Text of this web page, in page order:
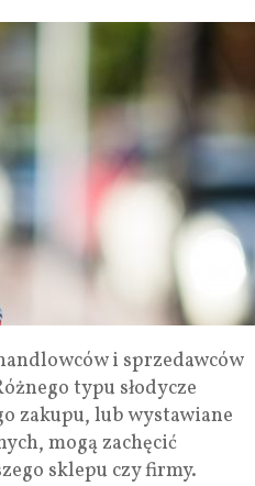
i sprzedawców
typu słodycze
zakupu, lub wystawiane
mogą zachęcić
sklepu czy firmy.